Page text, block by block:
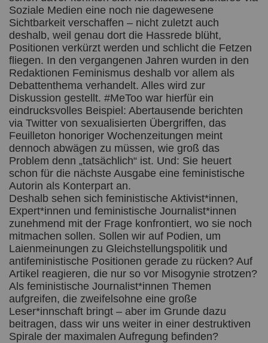
Soziale Medien eine noch nie dagewesene
Sichtbarkeit verschaffen – nicht zuletzt auch
deshalb, weil genau dort die Hassrede blüht,
Positionen verkürzt werden und schlicht die Fetzen
fliegen. In den vergangenen Jahren wurden in den
Redaktionen Feminismus deshalb vor allem als
Debattenthema verhandelt. Alles wird zur
Diskussion gestellt. #MeToo war hierfür ein
eindrucksvolles Beispiel: Abertausende berichten
via Twitter von sexualisierten Übergriffen, das
Feuilleton honoriger Wochenzeitungen meint
dennoch abwägen zu müssen, wie groß das
Problem denn „tatsächlich“ ist. Und: Sie heuert
schon für die nächste Ausgabe eine feministische
Autorin als Konterpart an.
Deshalb sehen sich feministische Aktivist*innen,
Expert*innen und feministische Journalist*innen
zunehmend mit der Frage konfrontiert, wo sie noch
mitmachen sollen. Sollen wir auf Podien, um
Laienmeinungen zu Gleichstellungspolitik und
antifeministische Positionen gerade zu rücken? Auf
Artikel reagieren, die nur so vor Misogynie strotzen?
Als feministische Journalist*innen Themen
aufgreifen, die zweifelsohne eine große
Leser*innschaft bringt – aber im Grunde dazu
beitragen, dass wir uns weiter in einer destruktiven
Spirale der maximalen Aufregung befinden?